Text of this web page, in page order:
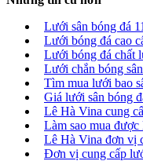
Lưới sân bóng đá
Lưới bóng đá cao
Lưới bóng đá chất
Lưới chắn bóng
Tìm mua lưới bao
Giá lưới sân bóng
Lê Hà Vina cung
Làm sao mua
Lê Hà Vina đơn vị
Đơn vị cung cấp